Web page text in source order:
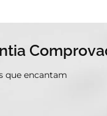
que encantam